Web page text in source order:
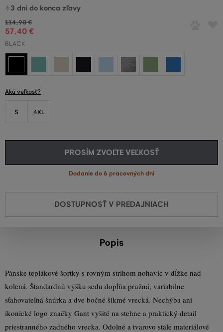
3 dni do konca zľavy
114,90 €
57,40 €
BLACK
Akú veľkosť?
S 4XL
PROSÍM ZVOĽTE VEĽKOSŤ
Dodanie do 6 pracovných dní
DOSTUPNOSŤ V PREDAJNIACH
Popis
Pánske teplákové šortky s rovným strihom nohavíc v dĺžke nad
kolená. Štandardnú výšku sedu dopĺňa pružná, variabilne
sťahovateľná šnúrka a dve bočné šikmé vrecká. Nechýba ani
ikonické logo značky Gant vyšité na stehne a praktický detail
priestranného zadného vrecka. Odolné a tvarovo stále materiálové